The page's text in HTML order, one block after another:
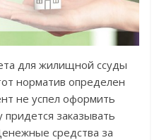
для жилищной ссуды
норматив определен
не успел оформить
заказывать
средства за